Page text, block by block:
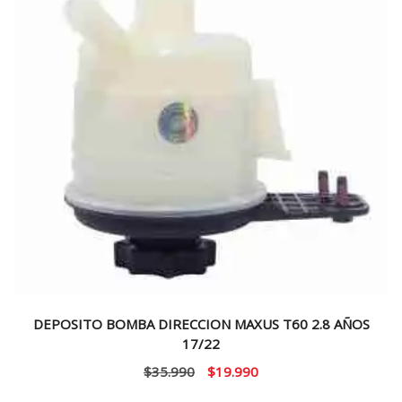
DEPOSITO BOMBA DIRECCION MAXUS T60 2.8 AÑOS
17/22
$35.990
El
$19.990El